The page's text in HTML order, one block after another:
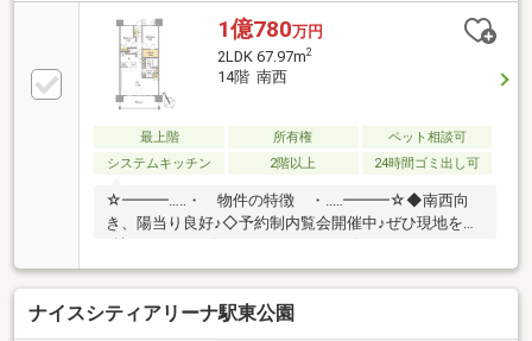
1億780万円
2LDK 67.97m2
14階 南西
最上階 所有権
ペット相談可
システムキッチン
2階以上 24時間ゴミ出し可
☆━━━…‥・ 物件の特徴 ・‥…━━━☆◆南西向
き、陽当り良好♪◇予約制内覧会開催中♪ぜひ現地をご
確認ください♪☆━━━…‥・ ━☆━ ・‥…
━━━☆【豊富な未公開物件情報】都内に１５店舗展
開！毎月約100件以上の仲介をしているため未公開物
件が集まりやすいアドキャストへ是非お越し下さい。
ナイスシティアリーナ駅東公園